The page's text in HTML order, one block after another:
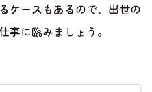
ケースもあるので、出世の
事に臨みましょう。